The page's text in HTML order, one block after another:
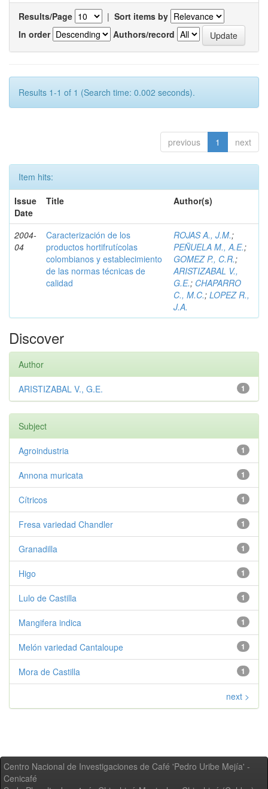
Results/Page | Sort items by
In order
Authors/record
Results 1-1 of 1 (Search time: 0.002 seconds).
previous 1 next
Item hits:
Issue
Date
Title Author(s)
2004-
04
Caracterización de los
productos hortifrutícolas
colombianos y establecimiento
de las normas técnicas de
calidad
ROJAS A., J.M.;
PEÑUELA M., A.E.;
GOMEZ P., C.R.;
ARISTIZABAL V.,
G.E.; CHAPARRO
C., M.C.; LOPEZ R.,
J.A.
Discover
Author
1
ARISTIZABAL V., G.E.
Subject
1
Agroindustria
1
Annona muricata
1
Cítricos
1
Fresa variedad Chandler
1
Granadilla
1
Higo
1
Lulo de Castilla
1
Mangifera indica
1
Melón variedad Cantaloupe
1
Mora de Castilla
next >
Centro Nacional de Investigaciones de Café 'Pedro Uribe Mejía' -
Cenicafé